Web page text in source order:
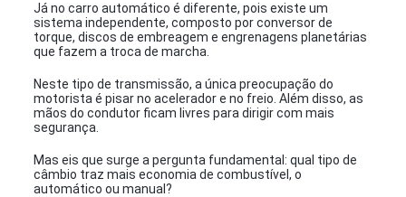
Já no carro automático é diferente, pois existe um
sistema independente, composto por conversor de
torque, discos de embreagem e engrenagens planetárias
que fazem a troca de marcha.
Neste tipo de transmissão, a única preocupação do
motorista é pisar no acelerador e no freio. Além disso, as
mãos do condutor ficam livres para dirigir com mais
segurança.
Mas eis que surge a pergunta fundamental: qual tipo de
câmbio traz mais economia de combustível, o
automático ou manual?